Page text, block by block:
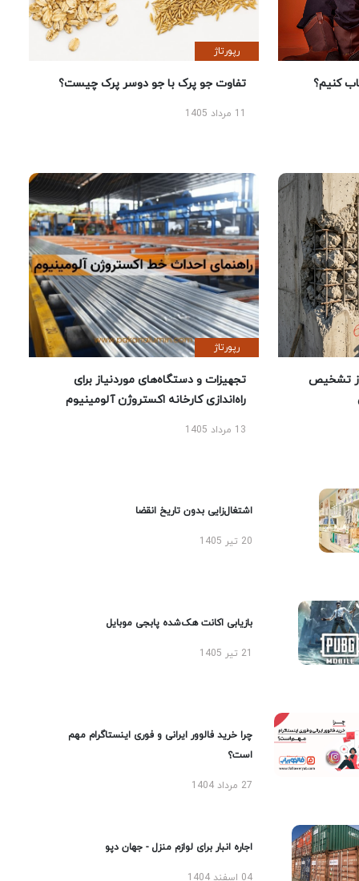
کنیم؟
رپورتاژ
تفاوت جو پرک با جو دوسر پرک چیست؟
تشخیص
رپورتاژ
تجهیزات و دستگاه‌های موردنیاز برای
راه‌اندازی کارخانه اکستروژن آلومینیوم
13 مرداد 1405
اشتغال‌زایی بدون تاریخ انقضا
20 تیر 1405
بازیابی اکانت هک‌شده پابجی موبایل
چرا خرید فالوور ایرانی و فوری اینستاگرام مهم
است؟
27 مرداد 1404
اجاره انبار برای لوازم منزل - جهان دپو
04 اسفند 1404